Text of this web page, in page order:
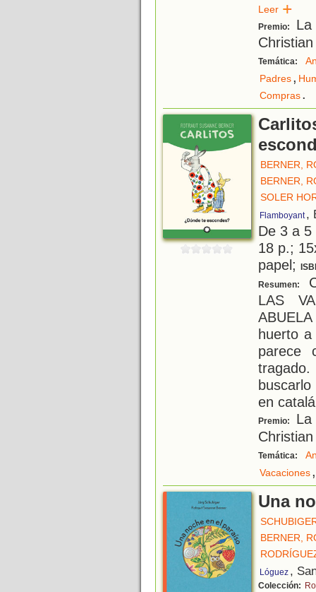
Leer
Premio:
La
Temática:
Padres,
Compras.
BERNER,
BERNER,
SOLER
Flamboyant ,
De 3 a
18 p.;
papel;
Resumen:
LAS
huerto
parece
tragado.
en
Premio:
La
Temática:
Vacaciones,
Una
BERNER,
Lóguez ,
Colección: